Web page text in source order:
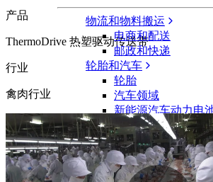
物流和物料搬运
电商和配送
邮政和快递
轮胎和汽车
轮胎
汽车领域
新能源汽车动力电
工业
行业概览
产品
ThermoDrive 热塑驱动传送带
行业
禽肉行业